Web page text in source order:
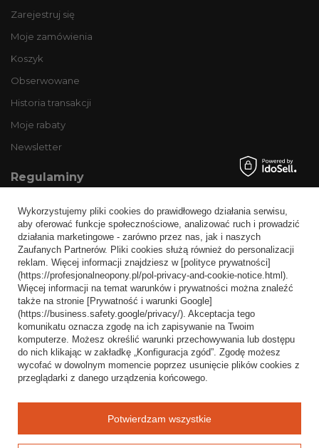
Zarejestruj się
Moje zamówienia
Koszyk
Obserwowane
Historia transakcji
Moje rabaty
Newsletter
Regulaminy
Wysyłka
Sposoby płatności i prowizje
Regulamin
Polityka prywatności
Odstąpienie od umowy
Popularne kategorie
Opony bezdętkowe
Opony dętkowe
Wykorzystujemy pliki cookies do prawidłowego działania serwisu,
aby oferować funkcje społecznościowe, analizować ruch i prowadzić
działania marketingowe - zarówno przez nas, jak i naszych
Zaufanych Partnerów. Pliki cookies służą również do personalizacji
reklam. Więcej informacji znajdziesz w [polityce prywatności]
(https://profesjonalneopony.pl/pol-privacy-and-cookie-notice.html).
Więcej informacji na temat warunków i prywatności można znaleźć
także na stronie [Prywatność i warunki Google]
(https://business.safety.google/privacy/). Akceptacja tego
komunikatu oznacza zgodę na ich zapisywanie na Twoim
komputerze. Możesz określić warunki przechowywania lub dostępu
do nich klikając w zakładkę „Konfiguracja zgód”. Zgodę możesz
wycofać w dowolnym momencie poprzez usunięcie plików cookies z
przeglądarki z danego urządzenia końcowego.
Potwierdzam wszystkie